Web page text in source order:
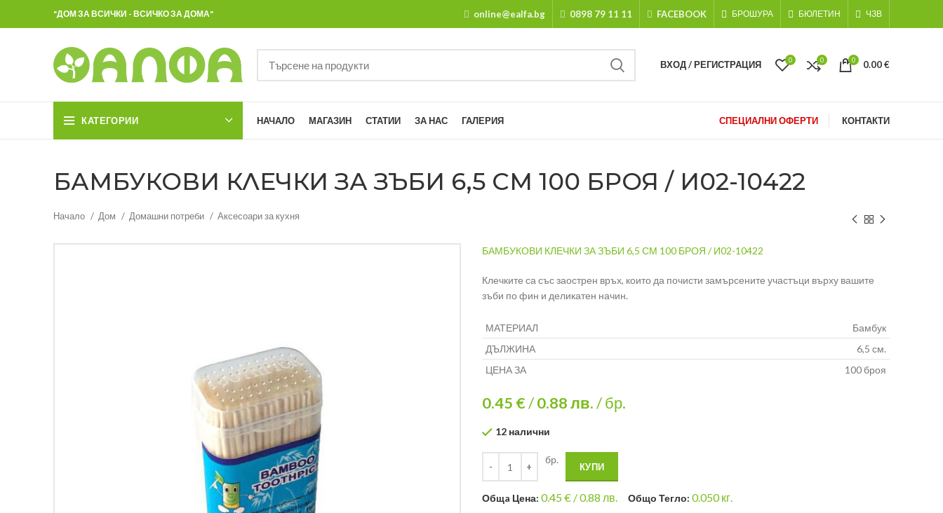
"ДОМ ЗА ВСИЧКИ - ВСИЧКО ЗА ДОМА" online@ealfa.bg 0898 79 11 11 FACEBOOK БРОШУРА БЮЛЕТИН ЧЗВ
ВХОД / РЕГИСТРАЦИЯ 0 0 0 0.00€
КАТЕГОРИИ НАЧАЛО МАГАЗИН СТАТИИ ЗА НАС ГАЛЕРИЯ СПЕЦИАЛНИ ОФЕРТИ КОНТАКТИ
БАМБУКОВИ КЛЕЧКИ ЗА ЗЪБИ 6,5 СМ 100 БРОЯ / И02-10422
Начало Дом Домашни потреби Аксесоари за кухня
БАМБУКОВИ КЛЕЧКИ ЗА ЗЪБИ 6,5 СМ 100 БРОЯ / И02-10422
Клечките са със заострен връх, които да почисти замърсените участъци върху вашите
зъби по фин и деликатен начин.
МАТЕРИАЛ
Бамбук
ДЪЛЖИНА
6,5 см.
ЦЕНА ЗА
100 броя
0.45 €/0.88лв./ бр.
12 налични
бр.
КУПИ
Общa Цена: 0.45€ /0.88 лв. Общо Тегло: 0.050кг.